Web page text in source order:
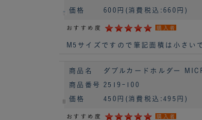
価格 600円 (消費税込:660円)
おすすめ度 購入者
M5サイズですので筆記面積は小さい
商品名 ダブルカードホルダー
商品番号 2519-100
価格 450円 (消費税込:495円)
おすすめ度 購入者